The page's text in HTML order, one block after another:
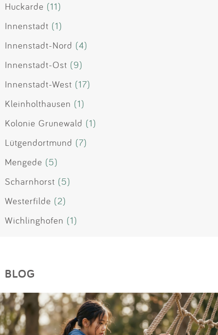
Huckarde (11)
Innenstadt (1)
Innenstadt-Nord (4)
Innenstadt-Ost (9)
Innenstadt-West (17)
Kleinholthausen (1)
Kolonie Grunewald (1)
Lütgendortmund (7)
Mengede (5)
Scharnhorst (5)
Westerfilde (2)
Wichlinghofen (1)
BLOG